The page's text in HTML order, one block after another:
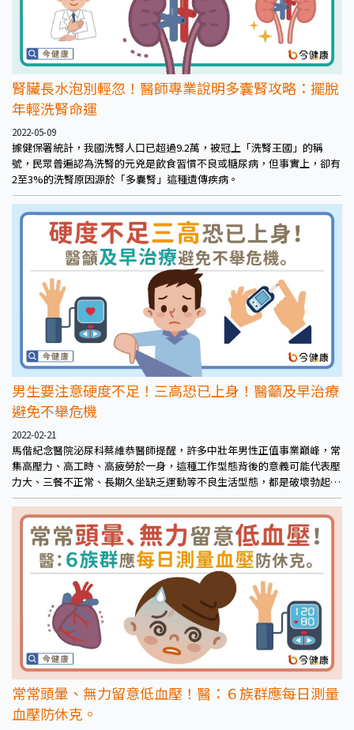
腎臟長水泡別輕忽！醫師專業說明多囊腎攻略：擺脫
年輕洗腎命運
2022-05-09
據健保署統計，我國洗腎人口已超過9.2萬，被冠上「洗腎王國」的稱
號，民眾普遍認為洗腎的元兇是飲食習慣不良或糖尿病，但事實上，卻有
2至3%的洗腎原因源於「多囊腎」這種遺傳疾病。
男生要注意硬度不足！三高恐已上身！醫籲及早治療
避免不舉危機
2022-02-21
馬偕紀念醫院泌尿科蔡維恭醫師提醒，許多中壯年男性正值事業巔峰，常
集高壓力、高工時、高疲勞於一身，這種工作型態背後的意義可能代表壓
力大、三餐不正常、長期久坐缺乏運動等不良生活型態，都是破壞勃起功
能與男性健康的元兇！
常常頭暈、無力留意低血壓！醫：６族群應每日測量
血壓防休克。